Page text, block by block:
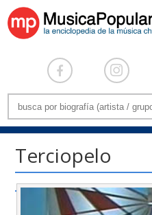
Terciopelo